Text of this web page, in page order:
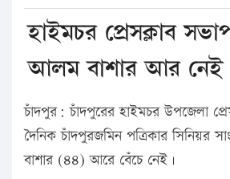
হাইমচর প্রেসক্লাব
আলম বাশার আর নেই
চাঁদপুর: চাঁদপুরের হাইমচর উপজেলা
দৈনিক চাঁদপুরজমিন পত্রিকার সিনিয়র
বাশার (৪৪) আরে বেঁচে নেই।